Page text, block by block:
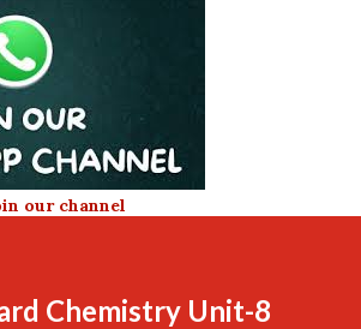
our channel
Chemistry Unit-8